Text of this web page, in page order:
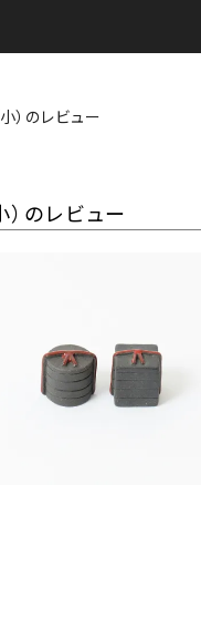
）のレビュー
のレビュー